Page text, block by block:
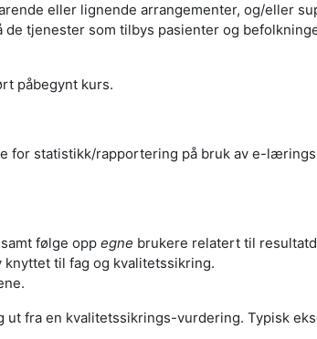
eller lignende arrangementer, og/eller
tjenester som tilbys pasienter og
påbegynt kurs.
for statistikk/rapportering på bruk av e-
følge opp egne brukere relatert til
til fag og kvalitetssikring.
fra en kvalitetssikrings-vurdering. Typisk